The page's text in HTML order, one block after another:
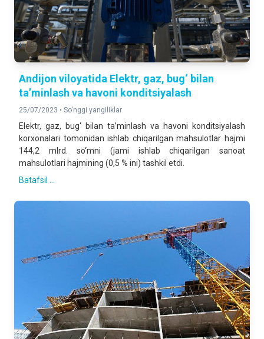
Andijon viloyatida Elektr, gaz, bug‘ bilan
ta’minlash va havoni konditsiyalash
25/07/2023 • So'nggi yangiliklar
Elektr, gaz, bug‘ bilan ta’minlash va havoni konditsiyalash
korxonalari tomonidan ishlab chiqarilgan mahsulotlar hajmi
144,2 mlrd. so‘mni (jami ishlab chiqarilgan sanoat
mahsulotlari hajmining (0,5 % ini) tashkil etdi.
Batafsil ...